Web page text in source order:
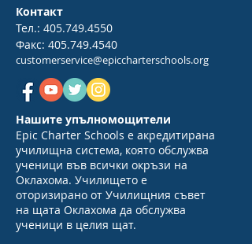
Контакт
Тел.: 405.749.4550
Факс: 405.749.4540
customerservice@epiccharterschools.org
Нашите упълномощители
Epic Charter Schools е акредитирана
училищна система, която обслужва
ученици във всички окръзи на
Оклахома. Училището е
оторизирано от Училищния съвет
на щата Оклахома да обслужва
ученици в целия щат.